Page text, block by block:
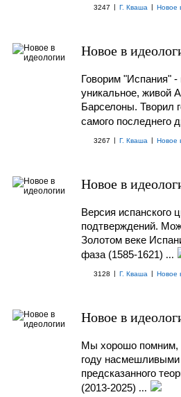
3247 | Г. Кваша | Новое
Новое в
Говорим "Испания"
уникальное, живой
Барселоны. Творил
самого последнего
3267 | Г. Кваша | Новое
Новое в
Версия испанского
подтверждений.
Золотом веке
фаза (1585-1621) ...
3128 | Г. Кваша | Новое
Новое в
Мы хорошо помним,
году
предсказанного
(2013-2025) ...